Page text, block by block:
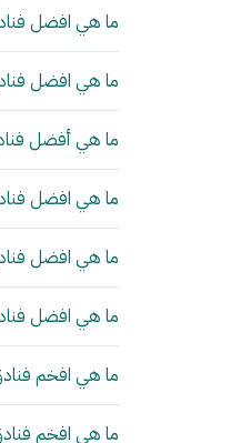
ما هي افضل
ما هي افضل
ما هي أفضل
ما هي افضل
ما هي افضل
ما هي افضل
ما هي افخم
ما هي افخم